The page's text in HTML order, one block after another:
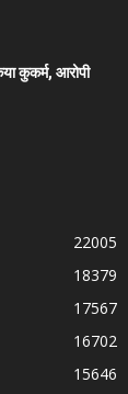
कुकर्म, आरोपी
22005
18379
17567
16702
15646